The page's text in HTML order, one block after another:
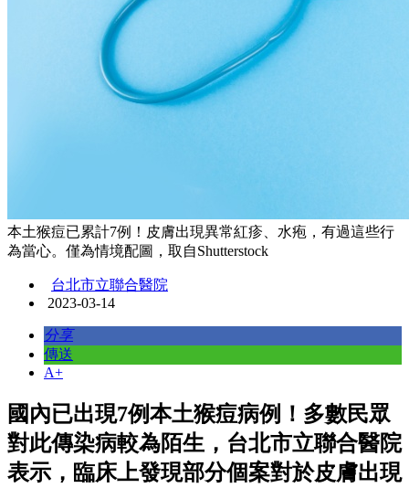
本土猴痘已累計7例！皮膚出現異常紅疹、水疱，有過這些行
為當心。僅為情境配圖，取自Shutterstock
台北市立聯合醫院
2023-03-14
分享
傳送
A+
國內已出現7例本土猴痘病例！多數民眾
對此傳染病較為陌生，台北市立聯合醫院
表示，臨床上發現部分個案對於皮膚出現